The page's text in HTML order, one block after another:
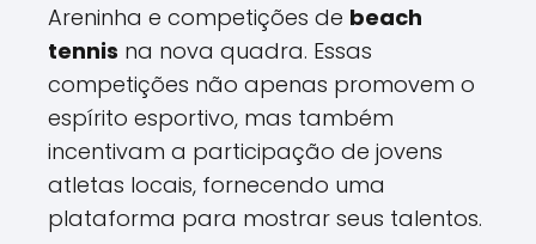
Areninha e competições de beach
tennis na nova quadra. Essas
competições não apenas promovem o
espírito esportivo, mas também
incentivam a participação de jovens
atletas locais, fornecendo uma
plataforma para mostrar seus talentos.